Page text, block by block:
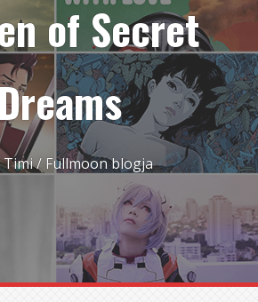
of Secret
Timi / Fullmoon blogja